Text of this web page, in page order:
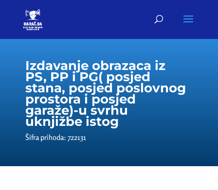
Izdavanje obrazaca iz
PS, PP i PG( posjed
stana, posjed poslovnog
prostora i posjed
garaže)-u svrhu
uknjižbe istog
Šifra prihoda: 722131